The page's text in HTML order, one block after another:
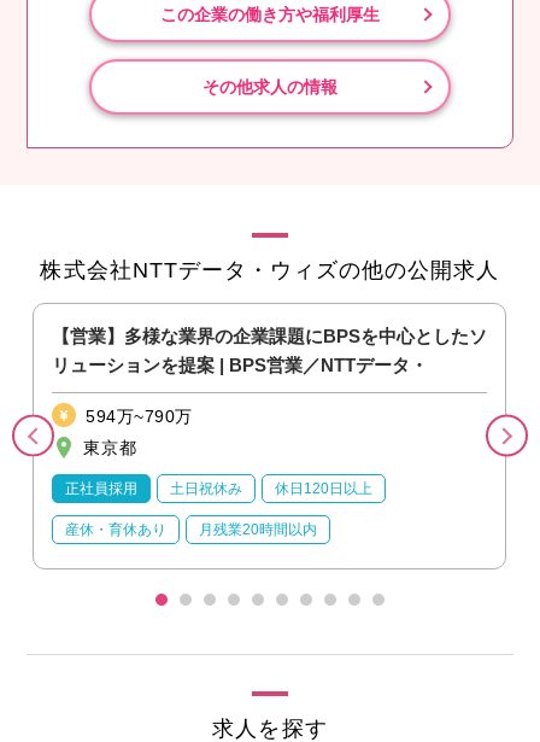
この企業の働き方や福利厚生
その他求人の情報
株式会社NTTデータ・ウィズの他の公開求人
【営業】多様な業界の企業課題にBPSを中心としたソ
リューションを提案 | BPS営業／NTTデータ・
594万~790万
東京都
正社員採用 土日祝休み 休日120日以上
産休・育休あり 月残業20時間以内
求人を探す